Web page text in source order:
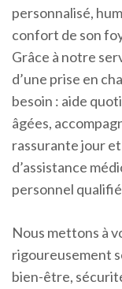
personnalisé,
confort de son
Grâce à notre
d’une prise en
besoin : aide
âgées,
rassurante jour
d’assistance
personnel
Nous mettons à
rigoureusement
bien-être,